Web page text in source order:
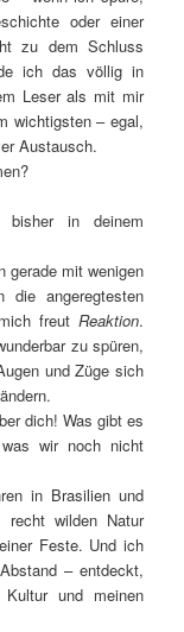
oder einer
zu dem Schluss
ich das völlig in
Leser als mit mir
wichtigsten – egal,
Austausch.
in deinem
gerade mit wenigen
angeregtesten
freut Reaktion.
zu spüren,
und Züge sich
dich! Was gibt es
wir noch nicht
in Brasilien und
wilden Natur
Feste. Und ich
– entdeckt,
und meinen